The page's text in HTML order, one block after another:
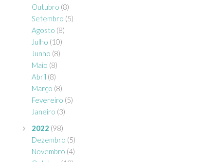
Outubro (8)
Setembro (5)
Agosto (8)
Julho (10)
Junho (8)
Maio (8)
Abril (8)
Março (8)
Fevereiro (5)
Janeiro (3)
2022 (98)
Dezembro (5)
Novembro (4)